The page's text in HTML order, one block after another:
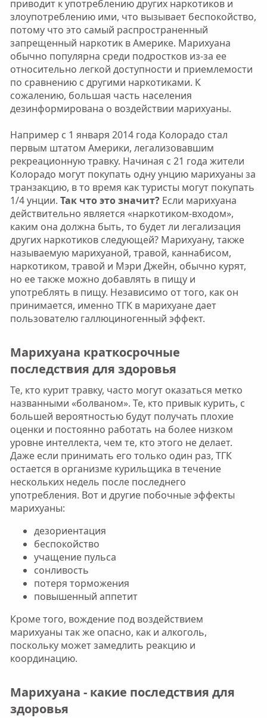
приводит к употреблению других наркотиков и
злоупотреблению ими, что вызывает беспокойство,
потому что это самый распространенный
запрещенный наркотик в Америке. Марихуана
обычно популярна среди подростков из-за ее
относительно легкой доступности и приемлемости
по сравнению с другими наркотиками. К
сожалению, большая часть населения
дезинформирована о воздействии марихуаны.
Например с 1 января 2014 года Колорадо стал
первым штатом Америки, легализовавшим
рекреационную травку. Начиная с 21 года жители
Колорадо могут покупать одну унцию марихуаны за
транзакцию, в то время как туристы могут покупать
1/4 унции. Так что это значит?Если марихуана
действительно является «наркотиком-входом»,
каким она должна быть, то будет ли легализация
других наркотиков следующей? Марихуану, также
называемую марихуаной, травой, каннабисом,
наркотиком, травой и Мэри Джейн, обычно курят,
но ее также можно добавлять в пищу и
употреблять в пищу. Независимо от того, как он
принимается, именно ТГК в марихуане дает
пользователю галлюциногенный эффект.
Марихуана краткосрочные
последствия для здоровья​
Те, кто курит травку, часто могут оказаться метко
названными «болваном». Те, кто привык курить, с
большей вероятностью будут получать плохие
оценки и постоянно работать на более низком
уровне интеллекта, чем те, кто этого не делает.
Даже если принимать его только один раз, ТГК
остается в организме курильщика в течение
нескольких недель после последнего
употребления. Вот и другие побочные эффекты
марихуаны:
дезориентация
беспокойство
учащение пульса
сонливость
потеря торможения
повышенный аппетит
Кроме того, вождение под воздействием
марихуаны так же опасно, как и алкоголь,
поскольку может замедлить реакцию и
координацию.
Марихуана - какие последствия для
здоровья​